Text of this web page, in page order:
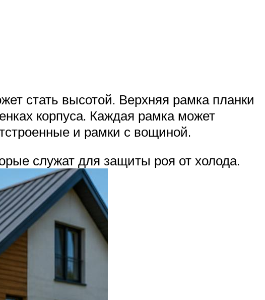
стать высотой. Верхняя рамка планки
корпуса. Каждая рамка может
и рамки с вощиной.
служат для защиты роя от холода.